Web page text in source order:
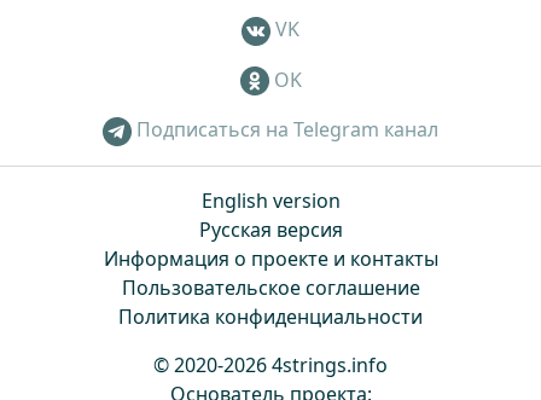
VK
OK
Подписаться на Telegram канал
English version
Русская версия
Информация о проекте и контакты
Пользовательское соглашение
Политика конфиденциальности
© 2020-2026 4strings.info
Основатель проекта: